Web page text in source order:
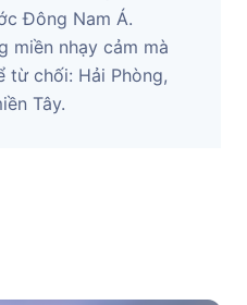
Đông Nam Á.
miền nhạy cảm mà
từ chối: Hải Phòng,
Tây.